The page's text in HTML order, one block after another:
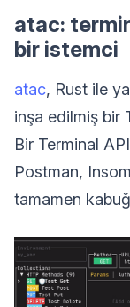
atac:
bir istemci
atac, Rust ile
inşa edilmiş bir
Bir Terminal
Postman,
tamamen